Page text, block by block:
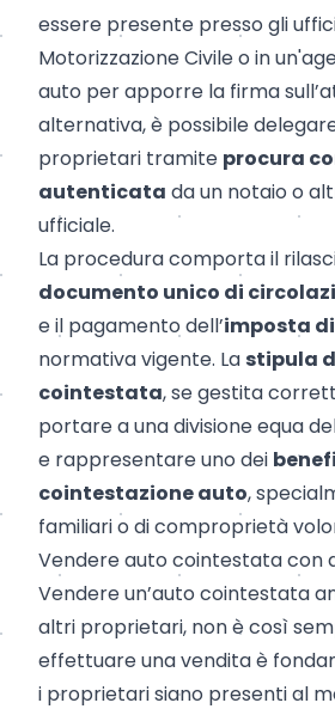
essere presente presso gli
Motorizzazione Civile o in un'
auto per apporre la firma
alternativa, è possibile
proprietari tramite procura
autenticata da un notaio o
ufficiale.
La procedura comporta il
documento unico di
e il pagamento dell’imposta
normativa vigente. La stipula
cointestata, se gestita
portare a una divisione equa
e rappresentare uno dei
cointestazione auto,
familiari o di comproprietà
Vendere auto cointestata con
Vendere un’auto cointestata
altri proprietari, non è così
effettuare una vendita è
i proprietari siano presenti al